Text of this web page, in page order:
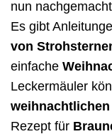
nun
Es gibt
von
einfache
Leckermäuler
weihnachtlichen
Rezept für